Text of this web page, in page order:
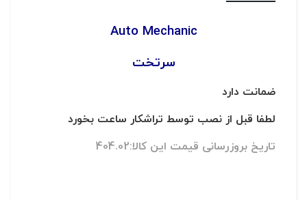
Auto Mechanic
سرتخت
ضمانت دارد
لطفا قبل از نصب توسط تراشکار ساعت بخورد
تاریخ بروزرسانی قیمت این کالا:404.02